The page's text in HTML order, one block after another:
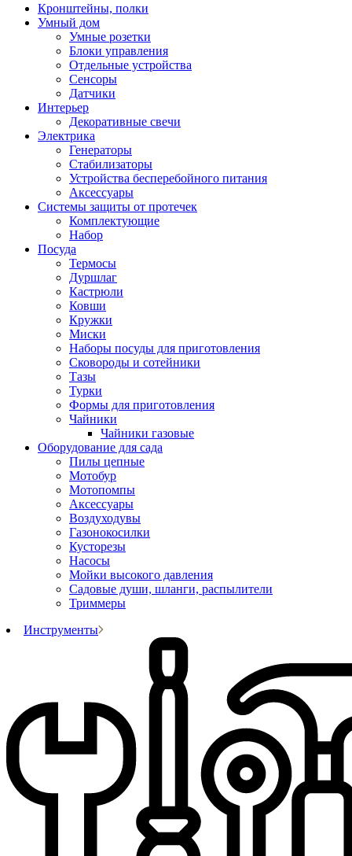
Кронштейны, полки
Умный дом
Умные розетки
Блоки управления
Отдельные устройства
Сенсоры
Датчики
Интерьер
Декоративные свечи
Электрика
Генераторы
Стабилизаторы
Устройства бесперебойного питания
Аксессуары
Системы защиты от протечек
Комплектующие
Набор
Посуда
Термосы
Дуршлаг
Кастрюли
Ковши
Кружки
Миски
Наборы посуды для приготовления
Сковороды и сотейники
Тазы
Турки
Формы для приготовления
Чайники
Чайники газовые
Оборудование для сада
Пилы цепные
Мотобур
Мотопомпы
Аксессуары
Воздуходувы
Газонокосилки
Кусторезы
Насосы
Мойки высокого давления
Садовые души, шланги, распылители
Триммеры
Инструменты